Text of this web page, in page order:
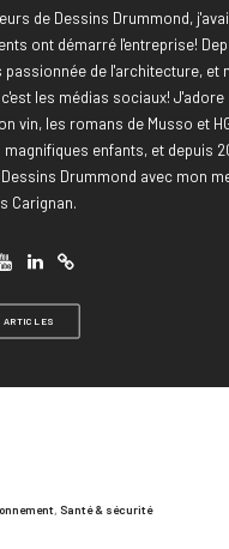
de Dessins Drummond,
ont démarré l'entreprise!
de l'architecture, et
les médias sociaux! J'adore
vin, les romans de Musso et
magnifiques enfants, et depuis
Drummond avec mon
Carignan.
ARTICLES
, Santé & sécurité